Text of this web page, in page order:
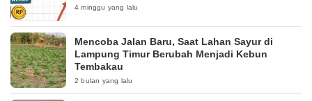
4 minggu yang lalu
Mencoba Jalan Baru, Saat Lahan Sayur di
Lampung Timur Berubah Menjadi Kebun
Tembakau
2 bulan yang lalu